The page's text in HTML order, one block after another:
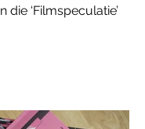
die ‘Filmspeculatie’